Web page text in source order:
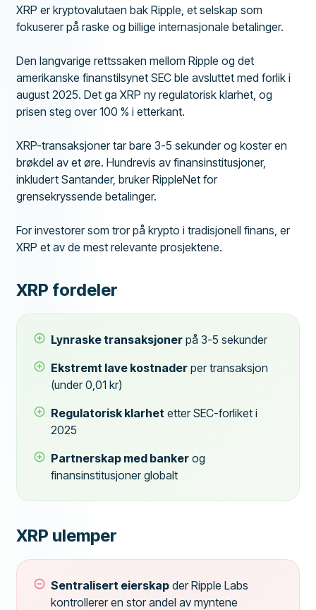
XRP er kryptovalutaen bak Ripple, et selskap som
fokuserer på raske og billige internasjonale betalinger.
Den langvarige rettssaken mellom Ripple og det
amerikanske finanstilsynet SEC ble avsluttet med forlik i
august 2025. Det ga XRP ny regulatorisk klarhet, og
prisen steg over 100 % i etterkant.
XRP-transaksjoner tar bare 3-5 sekunder og koster en
brøkdel av et øre. Hundrevis av finansinstitusjoner,
inkludert Santander, bruker RippleNet for
grensekryssende betalinger.
For investorer som tror på krypto i tradisjonell finans, er
XRP et av de mest relevante prosjektene.
XRP fordeler
Lynraske transaksjoner på 3-5 sekunder
Ekstremt lave kostnader per transaksjon
(under 0,01 kr)
Regulatorisk klarhet etter SEC-forliket i
2025
Partnerskap med banker og
finansinstitusjoner globalt
XRP ulemper
Sentralisert eierskap der Ripple Labs
kontrollerer en stor andel av myntene